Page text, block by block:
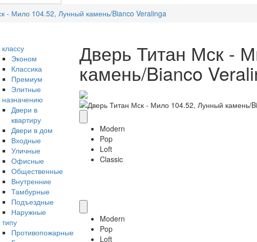
- Мило 104.52, Лунный камень/Bianco Veralinga
Эконом
Классика
Премиум
Элитные
Двери в
квартиру
Двери в дом
Входные
Уличные
Офисные
Общественные
Внутренние
Тамбурные
Подъездные
Наружные
Противопожарные
Дверь Титан Мск -
камень/Bianco
Modern
Pop
Loft
Classic
Modern
Pop
Loft